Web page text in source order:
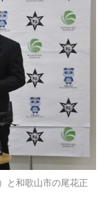
と和歌山市の尾花正